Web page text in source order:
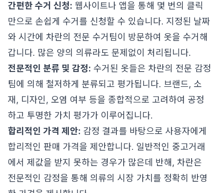
간편한 수거 신청: 웹사이트나 앱을 통해 몇 번의 클릭
만으로 손쉽게 수거를 신청할 수 있습니다. 지정된 날짜
와 시간에 차란의 전문 수거팀이 방문하여 옷을 수거해
갑니다. 많은 양의 의류라도 문제없이 처리됩니다.
전문적인 분류 및 감정: 수거된 옷들은 차란의 전문 감정
팀에 의해 철저하게 분류되고 평가됩니다. 브랜드, 소
재, 디자인, 오염 여부 등을 종합적으로 고려하여 공정
하고 투명한 가치 평가가 이루어집니다.
합리적인 가격 제안: 감정 결과를 바탕으로 사용자에게
합리적인 판매 가격을 제안합니다. 일반적인 중고거래
에서 제값을 받지 못하는 경우가 많은데 반해, 차란은
전문적인 감정을 통해 의류의 시장 가치를 정확히 반영